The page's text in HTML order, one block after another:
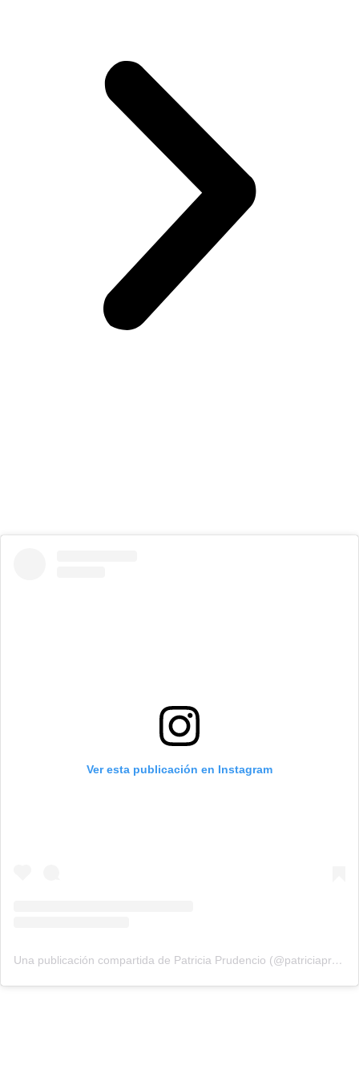
Ver esta publicación en Instagram
Una publicación compartida de Patricia Prudencio (@patriciaprudencio98)